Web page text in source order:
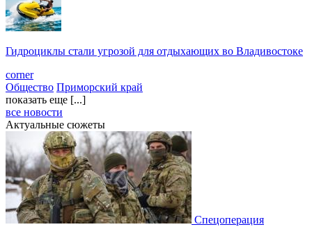
Гидроциклы стали угрозой для отдыхающих во Владивостоке
corner
Общество Приморский край
показать еще [...]
все новости
Актуальные сюжеты
Спецоперация